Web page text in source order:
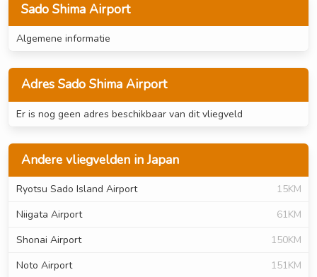
Sado Shima Airport
Algemene informatie
Adres Sado Shima Airport
Er is nog geen adres beschikbaar van dit vliegveld
Andere vliegvelden in Japan
Ryotsu Sado Island Airport
15KM
Niigata Airport
61KM
Shonai Airport
150KM
Noto Airport
151KM